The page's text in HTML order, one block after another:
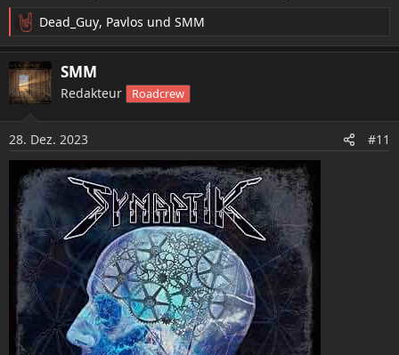
R
e
a
k
t
n
e
n
:
Dead_Guy, Pavlos und SMM
SMM
Redakteur Roadcrew
28. Dez. 2023 #11